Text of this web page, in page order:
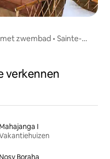
zwembad • Sainte-
verkennen
Mahajanga I